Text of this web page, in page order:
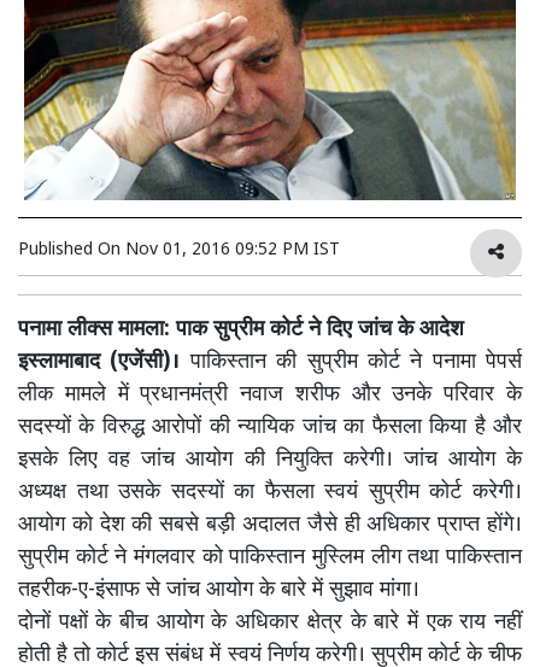
Published On Nov 01, 2016 09:52 PM IST
पनामा लीक्स मामला: पाक सुप्रीम कोर्ट ने दिए जांच के आदेश
इस्लामाबाद (एजेंसी)। पाकिस्तान की सुप्रीम कोर्ट ने पनामा पेपर्स
लीक मामले में प्रधानमंत्री नवाज शरीफ और उनके परिवार के
सदस्यों के विरुद्ध आरोपों की न्यायिक जांच का फैसला किया है और
इसके लिए वह जांच आयोग की नियुक्ति करेगी। जांच आयोग के
अध्यक्ष तथा उसके सदस्यों का फैसला स्वयं सुप्रीम कोर्ट करेगी।
आयोग को देश की सबसे बड़ी अदालत जैसे ही अधिकार प्राप्त होंगे।
सुप्रीम कोर्ट ने मंगलवार को पाकिस्तान मुस्लिम लीग तथा पाकिस्तान
तहरीक-ए-इंसाफ से जांच आयोग के बारे में सुझाव मांगा।
दोनों पक्षों के बीच आयोग के अधिकार क्षेत्र के बारे में एक राय नहीं
होती है तो कोर्ट इस संबंध में स्वयं निर्णय करेगी। सुप्रीम कोर्ट के चीफ